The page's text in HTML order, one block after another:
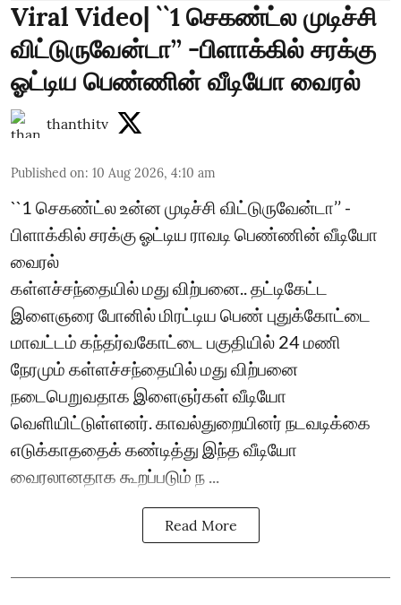
Viral Video| ``1 செகண்ட்ல முடிச்சி
விட்டுருவேன்டா’’ -பிளாக்கில் சரக்கு
ஓட்டிய பெண்ணின் வீடியோ வைரல்
thanthitv
Published on: 10 Aug 2026, 4:10 am
``1 செகண்ட்ல உன்ன முடிச்சி விட்டுருவேன்டா’’ -
பிளாக்கில் சரக்கு ஓட்டிய ராவடி பெண்ணின் வீடியோ
வைரல்
கள்ளச்சந்தையில் மது விற்பனை.. தட்டிகேட்ட
இளைஞரை போனில் மிரட்டிய பெண் புதுக்கோட்டை
மாவட்டம் கந்தர்வகோட்டை பகுதியில் 24 மணி
நேரமும் கள்ளச்சந்தையில் மது விற்பனை
நடைபெறுவதாக இளைஞர்கள் வீடியோ
வெளியிட்டுள்ளனர். காவல்துறையினர் நடவடிக்கை
எடுக்காததைக் கண்டித்து இந்த வீடியோ
வைரலானதாக கூறப்படும் ந ...
Read More